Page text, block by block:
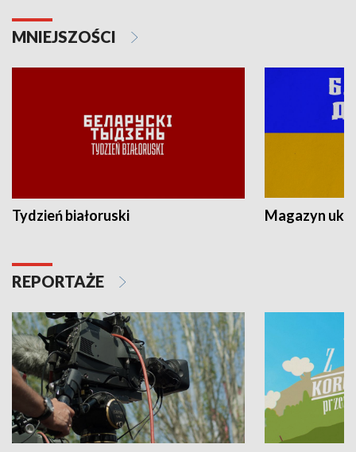
MNIEJSZOŚCI
Tydzień białoruski Magazyn
REPORTAŻE